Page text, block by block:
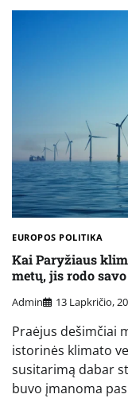
EUROPOS POLITIKA
Kai Paryžiaus
metų, jis rodo
Admin 13 Lapkričio,
Praėjus dešimčiai
istorinės klimato
susitarimą dabar
buvo įmanoma